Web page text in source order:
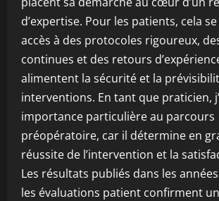
d’expertise. Pour les patients, cela
accès à des protocoles rigoureux,
continues et des retours
alimentent la sécurité et la
interventions. En tant que praticien,
importance particulière au parcours
préopératoire, car il détermine en
réussite de l’intervention et la
Les résultats publiés dans les
les évaluations patient confirment